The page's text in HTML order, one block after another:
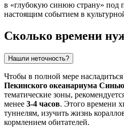
в «глубокую синюю страну» под
настоящим событием в
Сколько времени
Нашли неточность?
Чтобы в полной мере
Пекинского океанариума
тематические зоны,
менее 3-4 часов. Этого времени
туннелям, изучить жизнь
кормлением обитателей.